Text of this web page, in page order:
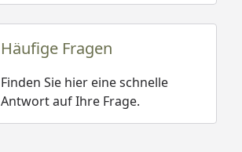
Häufige Fragen
Finden Sie hier eine schnelle
Antwort auf Ihre Frage.